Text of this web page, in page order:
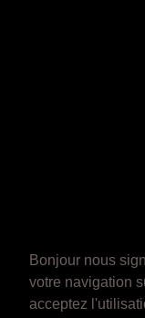
Bonjour nous
votre navigation
acceptez